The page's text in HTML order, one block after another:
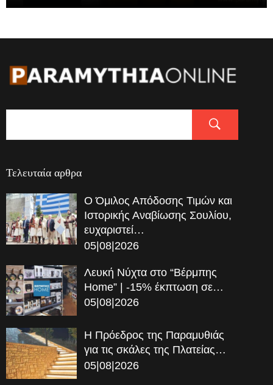
Τελευταία αρθρα
Ο Όμιλος Απόδοσης Τιμών και
Ιστορικής Αναβίωσης Σουλίου,
ευχαριστεί…
05|08|2026
Λευκή Νύχτα στο “Βέρμπης
Home” | -15% έκπτωση σε…
05|08|2026
Η Πρόεδρος της Παραμυθιάς
για τις σκάλες της Πλατείας…
05|08|2026